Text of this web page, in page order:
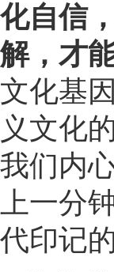
化自信
解，才
文化基
义文化
我们内
上一分
代印记